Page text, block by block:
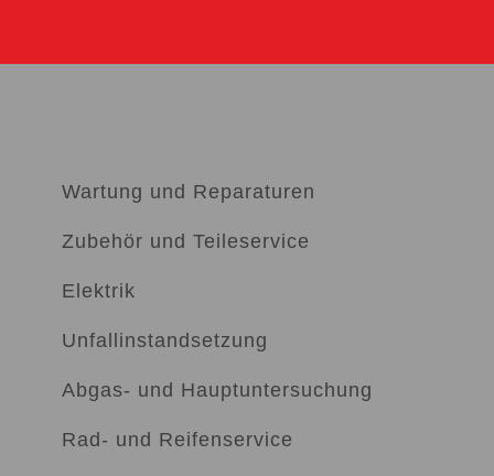
Wartung und Reparaturen
Zubehör und Teileservice
Elektrik
Unfallinstandsetzung
Abgas- und Hauptuntersuchung
Rad- und Reifenservice